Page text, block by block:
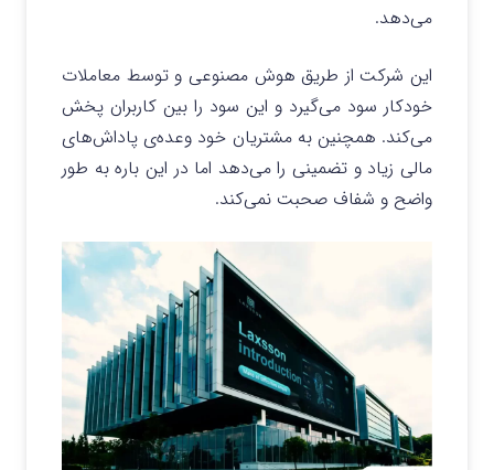
می‌دهد.
این شرکت از طریق هوش مصنوعی و توسط معاملات
خودکار سود می‌گیرد و این سود را بین کاربران پخش
می‌کند. همچنین به مشتریان خود وعده‌ی پاداش‌‌های
مالی زیاد و تضمینی را می‌دهد اما در این باره به طور
واضح و شفاف صحبت نمی‌کند.